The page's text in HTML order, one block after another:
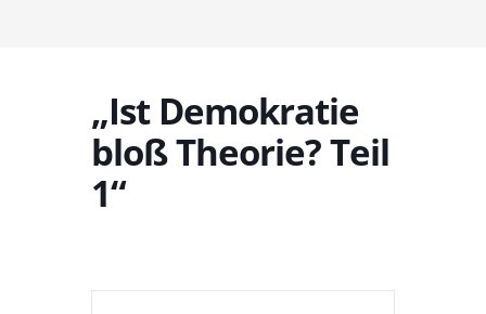
„Ist Demokratie
bloß Theorie? Teil
1“